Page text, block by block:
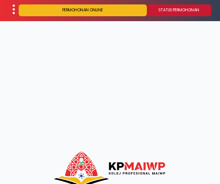
PERMOHONAN ONLINE STATUS PERMOHONAN